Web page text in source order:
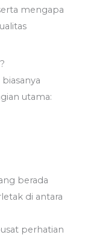
mengapa
utama:
berada
di antara
perhatian